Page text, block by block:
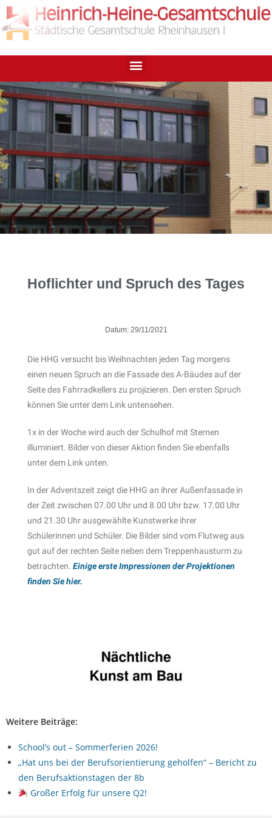
Hoflichter und Spruch des Tages
Datum: 29/11/2021
Die HHG versucht bis Weihnachten jeden Tag morgens
einen neuen Spruch an die Fassade des A-Bäudes auf der
Seite des Fahrradkellers zu projizieren. Den ersten Spruch
können Sie unter dem Link untensehen.
1x in der Woche wird auch der Schulhof mit Sternen
illuminiert. Bilder von dieser Aktion finden Sie ebenfalls
unter dem Link unten.
In der Adventszeit zeigt die HHG an ihrer Außenfassade in
der Zeit zwischen 07.00 Uhr und 8.00 Uhr bzw. 17.00 Uhr
und 21.30 Uhr ausgewählte Kunstwerke ihrer
Schülerinnen und Schüler. Die Bilder sind vom Flutweg aus
gut auf der rechten Seite neben dem Treppenhausturm zu
betrachten. Einige erste Impressionen der Projektionen
finden Sie hier.
Weitere Beiträge:
School’s out – Sommerferien 2026!
„Hat uns bei der Berufsorientierung geholfen“ – Bericht zu
den Berufsaktionstagen der 8b
Großer Erfolg für unsere Q2!